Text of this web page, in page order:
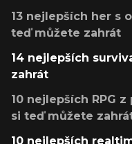
13 nejlepších her s
teď můžete zahrát
14 nejlepších
zahrát
10 nejlepších RPG
si teď můžete
10 nejlepších